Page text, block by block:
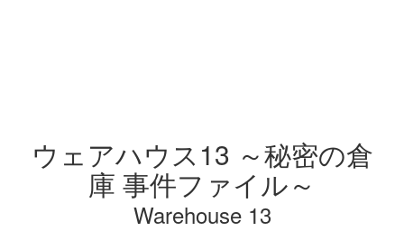
ウェアハウス13 ～秘密の倉
庫 事件ファイル～
Warehouse 13